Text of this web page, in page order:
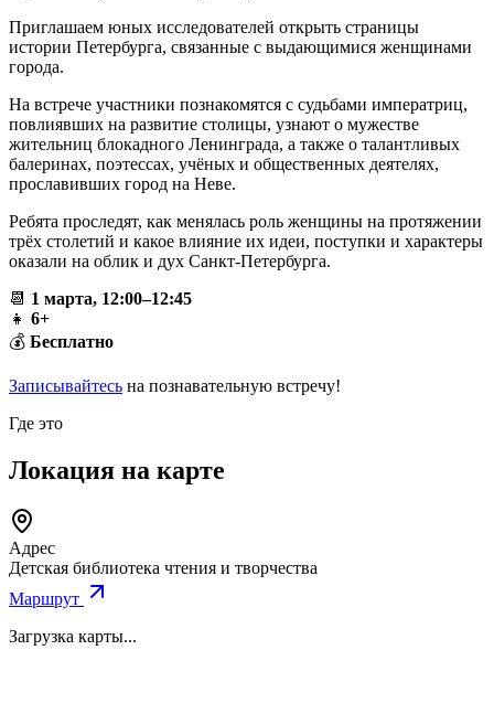
Приглашаем юных исследователей открыть страницы
истории Петербурга, связанные с выдающимися женщинами
города.
На встрече участники познакомятся с судьбами императриц,
повлиявших на развитие столицы, узнают о мужестве
жительниц блокадного Ленинграда, а также о талантливых
балеринах, поэтессах, учёных и общественных деятелях,
прославивших город на Неве.
Ребята проследят, как менялась роль женщины на протяжении
трёх столетий и какое влияние их идеи, поступки и характеры
оказали на облик и дух Санкт-Петербурга.
📆 1 марта, 12:00–12:45
👧 6+
💰 Бесплатно
Записывайтесь на познавательную встречу!
Где это
Локация на карте
Адрес
Детская библиотека чтения и творчества
Маршрут
Загрузка карты...